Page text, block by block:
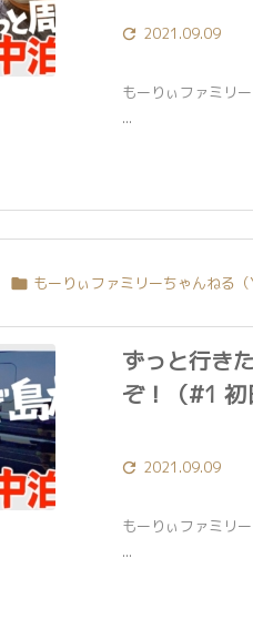
 2021.09.09
もーりぃファミリ
...
 もーりぃファミリーちゃんねる（
ずっと行き
ぞ！（#1 初
 2021.09.09
もーりぃファミリ
...